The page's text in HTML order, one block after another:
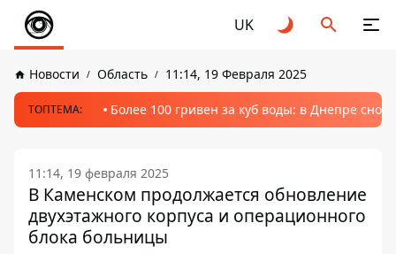
UK
Новости Область 11:14, 19 Февраля 2025
ТОПТЕМА: Более 100 гривен за куб воды: в Днепре
11:14, 19 февраля 2025
В Каменском продолжается обновление
двухэтажного корпуса и операционного
блока больницы